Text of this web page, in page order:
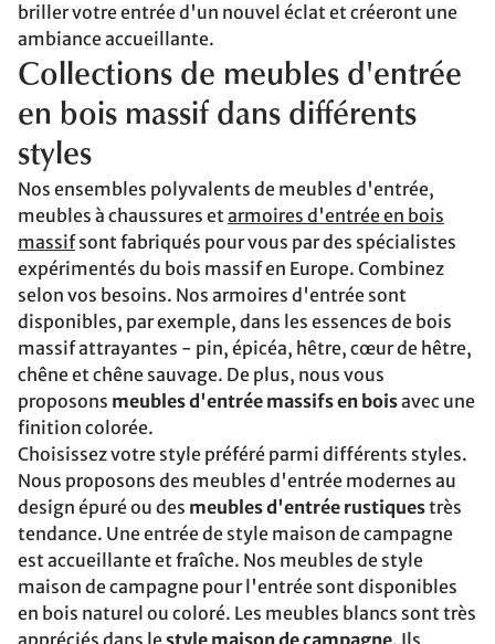
briller votre entrée d'un nouvel éclat et créeront une
ambiance accueillante.
Collections de meubles d'entrée
en bois massif dans différents
styles
Nos ensembles polyvalents de meubles d'entrée,
meubles à chaussures etarmoires d'entrée en bois
massifsont fabriqués pour vous par des spécialistes
expérimentés du bois massif en Europe. Combinez
selon vos besoins. Nos armoires d'entrée sont
disponibles, par exemple, dans les essences de bois
massif attrayantes - pin, épicéa, hêtre, cœur de hêtre,
chêne et chêne sauvage. De plus, nous vous
proposons meubles d'entrée massifs en boisavec une
finition colorée.
Choisissez votre style préféré parmi différents styles.
Nous proposons des meubles d'entrée modernes au
design épuré ou des meubles d'entrée rustiquestrès
tendance. Une entrée de style maison de campagne
est accueillante et fraîche. Nos meubles de style
maison de campagne pour l'entrée sont disponibles
en bois naturel ou coloré. Les meubles blancs sont très
appréciés dans lestyle maison de campagne. Ils